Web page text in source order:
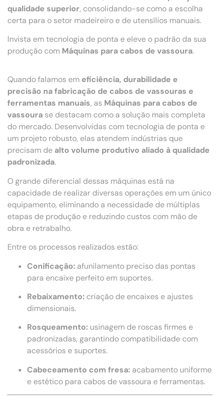
qualidade superior, consolidando-se como a escolha
certa para o setor madeireiro e de utensílios manuais.
Invista em tecnologia de ponta e eleve o padrão da sua
produção com Máquinas para cabos de vassoura.
Quando falamos em eficiência, durabilidade e
precisão na fabricação de cabos de vassouras e
ferramentas manuais, as Máquinas para cabos de
vassoura se destacam como a solução mais completa
do mercado. Desenvolvidas com tecnologia de ponta e
um projeto robusto, elas atendem indústrias que
precisam de alto volume produtivo aliado à qualidade
padronizada.
O grande diferencial dessas máquinas está na
capacidade de realizar diversas operações em um único
equipamento, eliminando a necessidade de múltiplas
etapas de produção e reduzindo custos com mão de
obra e retrabalho.
Entre os processos realizados estão:
Conificação: afunilamento preciso das pontas
para encaixe perfeito em suportes.
Rebaixamento: criação de encaixes e ajustes
dimensionais.
Rosqueamento: usinagem de roscas firmes e
padronizadas, garantindo compatibilidade com
acessórios e suportes.
Cabeceamento com fresa: acabamento uniforme
e estético para cabos de vassoura e ferramentas.